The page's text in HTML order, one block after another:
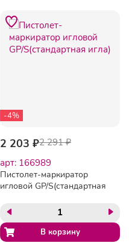
-4%
2 203 ₽2 291 ₽
арт: 166989
Пистолет-маркиратор
игловой GP/S(стандартная